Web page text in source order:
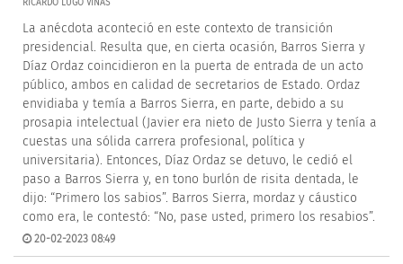
RICARDO LUGO VIÑAS
La anécdota aconteció en este contexto de transición
presidencial. Resulta que, en cierta ocasión, Barros Sierra y
Díaz Ordaz coincidieron en la puerta de entrada de un acto
público, ambos en calidad de secretarios de Estado. Ordaz
envidiaba y temía a Barros Sierra, en parte, debido a su
prosapia intelectual (Javier era nieto de Justo Sierra y tenía a
cuestas una sólida carrera profesional, política y
universitaria). Entonces, Díaz Ordaz se detuvo, le cedió el
paso a Barros Sierra y, en tono burlón de risita dentada, le
dijo: “Primero los sabios”. Barros Sierra, mordaz y cáustico
como era, le contestó: “No, pase usted, primero los resabios”.
20-02-2023 08:49